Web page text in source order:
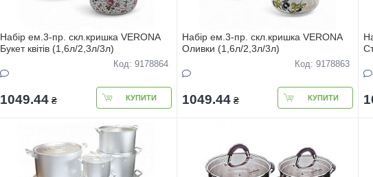
Набір ем.3-пр. скл.кришка VERONA
Букет квiтiв (1,6л/2,3л/3л)
Код: 9178864
1049.44 ₴ КУПИТИ
Набір ем.3-пр. скл.кришка VERONA
Оливки (1,6л/2,3л/3л)
Код: 9178863
1049.44 ₴ КУПИТИ